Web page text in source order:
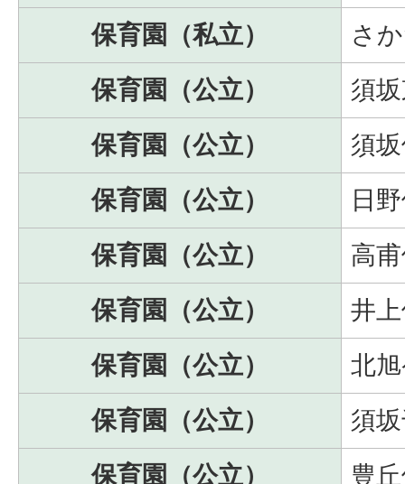
保育園（私立）
さ
保育園（公立）
須
保育園（公立）
須
保育園（公立）
日
保育園（公立）
高
保育園（公立）
井
保育園（公立）
北
保育園（公立）
須
保育園（公立）
豊